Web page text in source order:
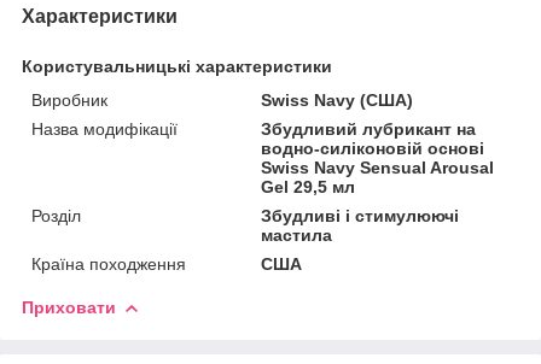
Характеристики
Користувальницькі характеристики
Виробник
Swiss Navy (США)
Назва модифікації
Збудливий лубрикант на
водно-силіконовій основі
Swiss Navy Sensual Arousal
Gel 29,5 мл
Розділ
Збудливі і стимулюючі
мастила
Країна походження
США
Приховати